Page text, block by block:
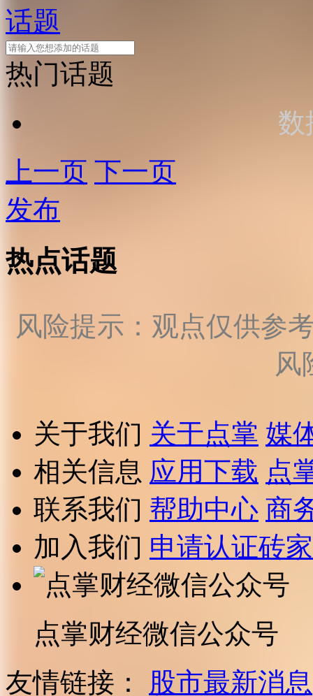
话题
热门话题
数
上一页 下一页
发布
热点话题
风险提示：观点仅供参
风
关于我们 关于点掌 媒
相关信息 应用下载 点
联系我们 帮助中心 商
加入我们 申请认证砖家
点掌财经微信公众号
友情链接：
股市最新消息